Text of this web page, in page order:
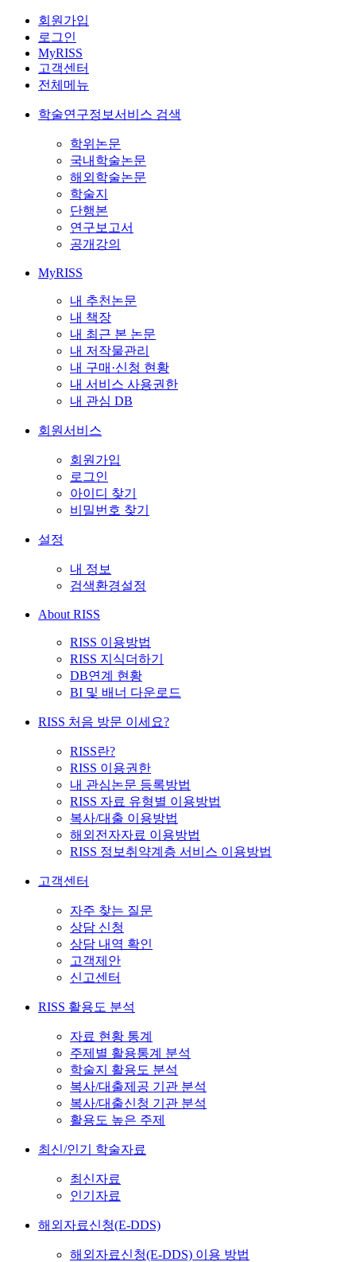
회원가입
로그인
MyRISS
고객센터
전체메뉴
학술연구정보서비스 검색
학위논문
국내학술논문
해외학술논문
학술지
단행본
연구보고서
공개강의
MyRISS
내 추천논문
내 책장
내 최근 본 논문
내 저작물관리
내 구매·신청 현황
내 서비스 사용권한
내 관심 DB
회원서비스
회원가입
로그인
아이디 찾기
비밀번호 찾기
설정
내 정보
검색환경설정
About RISS
RISS 이용방법
RISS 지식더하기
DB연계 현황
BI 및 배너 다운로드
RISS 처음 방문 이세요?
RISS란?
RISS 이용권한
내 관심논문 등록방법
RISS 자료 유형별 이용방법
복사/대출 이용방법
해외전자자료 이용방법
RISS 정보취약계층 서비스 이용방법
고객센터
자주 찾는 질문
상담 신청
상담 내역 확인
고객제안
신고센터
RISS 활용도 분석
자료 현황 통계
주제별 활용통계 분석
학술지 활용도 분석
복사/대출제공 기관 분석
복사/대출신청 기관 분석
활용도 높은 주제
최신/인기 학술자료
최신자료
인기자료
해외자료신청(E-DDS)
해외자료신청(E-DDS) 이용 방법